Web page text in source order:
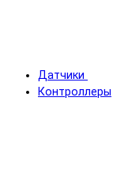
Датчики
Контроллеры